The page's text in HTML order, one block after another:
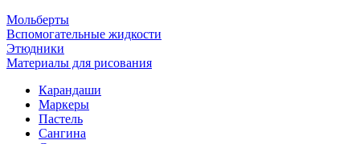
Мольберты
Вспомогательные жидкости
Этюдники
Материалы для рисования
Карандаши
Маркеры
Пастель
Сангина